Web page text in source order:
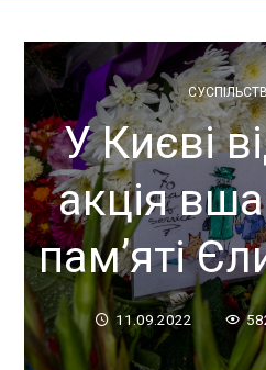
У Києві
акція
пам’яті
11.09.2022